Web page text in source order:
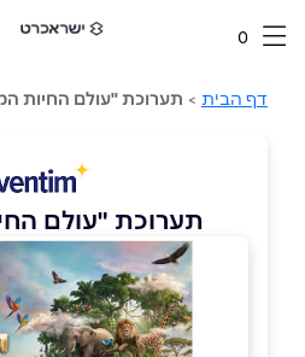
0
דף הבית > תערוכת "עולם החיות
תערוכת "עולם